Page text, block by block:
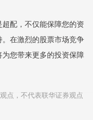
配，不仅能保障您的资
在激烈的股票市场竞争
您带来更多的投资保障
点，不代表联华证券观点